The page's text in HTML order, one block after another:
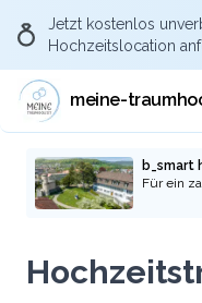
Jetzt kostenlos
Hochzeitslocation
meine-
b_smart
Für ein